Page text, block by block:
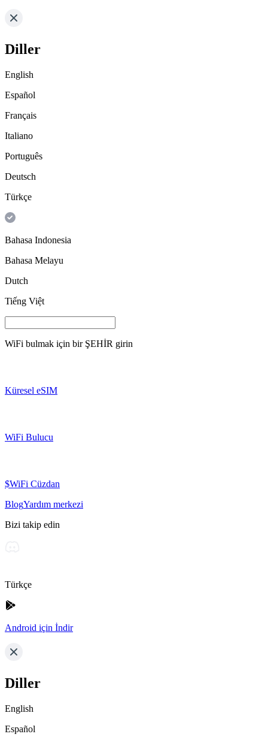
Diller
English
Español
Français
Italiano
Português
Deutsch
Türkçe
Bahasa Indonesia
Bahasa Melayu
Dutch
Tiếng Việt
WiFi bulmak için bir ŞEHİR girin
Küresel eSIM
WiFi Bulucu
$WiFi Cüzdan
BlogYardım merkezi
Bizi takip edin
Türkçe
Android için İndir
Diller
English
Español